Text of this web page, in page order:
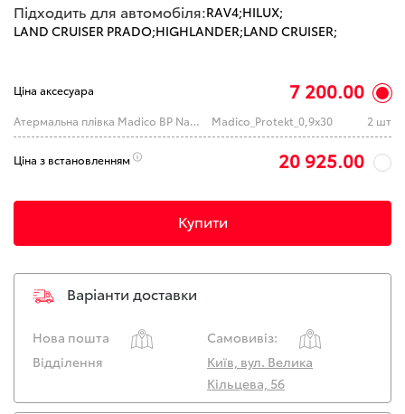
Підходить для автомобіля:RAV4;HILUX;
LAND CRUISER PRADO;HIGHLANDER;LAND CRUISER;
Ціна аксесуара 7 200.00
Атермальна плівка Madico BP Nano-Ceramic 75% (0,9 x 30 м.) IR PS Madico_Protekt_0,9x30 2 шт
Ціна з встановленням 20 925.00
Купити
Варіанти доставки
Нова пошта
Самовивіз:
Відділення
Київ, вул. Велика
Кільцева, 56